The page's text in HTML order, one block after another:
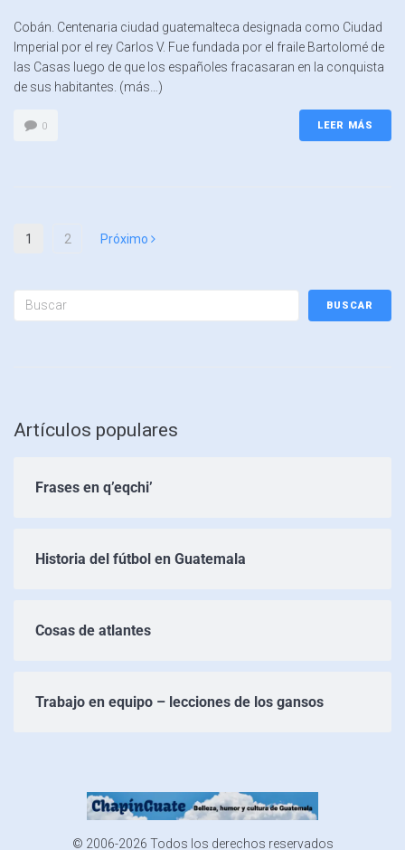
Cobán. Centenaria ciudad guatemalteca designada como Ciudad
Imperial por el rey Carlos V. Fue fundada por el fraile Bartolomé de
las Casas luego de que los españoles fracasaran en la conquista
de sus habitantes. (más…)
0 LEER MÁS
1 2 Próximo
BUSCAR
Artículos populares
Frases en q’eqchi’
Historia del fútbol en Guatemala
Cosas de atlantes
Trabajo en equipo – lecciones de los gansos
© 2006-2026 Todos los derechos reservados